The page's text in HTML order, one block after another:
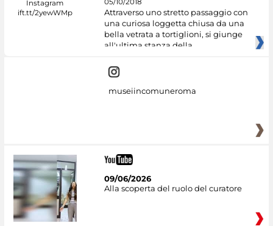
Attraverso uno stretto passaggio con
una curiosa loggetta chiusa da una
bella vetrata a tortiglioni, si giunge
all'ultima stanza della
museiincomuneroma
09/06/2026
Alla scoperta del ruolo del curatore